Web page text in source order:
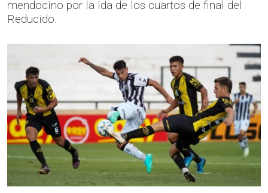
mendocino por la ida de los cuartos de final del
Reducido.